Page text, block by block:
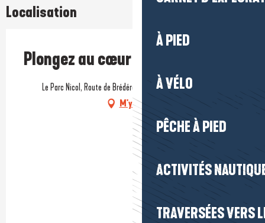
À PIED
À VÉLO
PÊCHE À PIED
ACTIVITÉS
TRAVERSÉES VERS
Localisation
Plongez au cœur de la Nature
Le Parc Nicol, Route de Brédérac, 44500 La Baule-Escoublac
M'y rendre